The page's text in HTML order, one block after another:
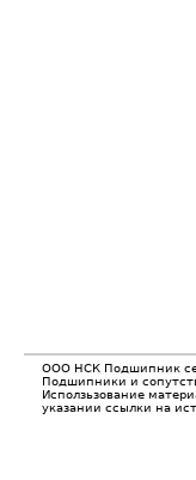
ООО НСК Подшипник
Подшипники и
Исползьзование
указании ссылки на